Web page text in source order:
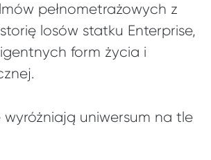
pełnometrażowych z
losów statku Enterprise,
form życia i
uniwersum na tle